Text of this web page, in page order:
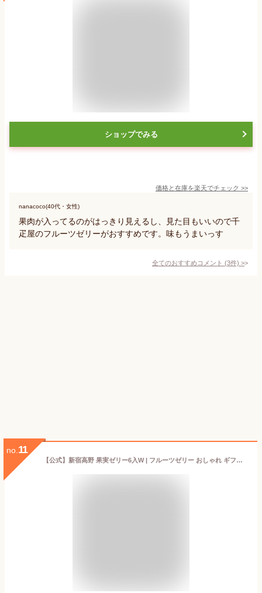
ショップでみる
価格と在庫を楽天でチェック >>
nanacoco(40代・女性)
果肉が入ってるのがはっきり見えるし、見た目もいいので千
疋屋のフルーツゼリーがおすすめです。味もうまいっす
全てのおすすめコメント (3件) >
no. 11
【公式】新宿高野 果実ゼリー6入W | フルーツゼリー おしゃれ ギフト 内祝い プレゼント お祝い お礼 お取り寄せスイーツ 詰め合わせ セット 高級 果物ゼリー 高野フルーツ お取り寄せ バレンタイン